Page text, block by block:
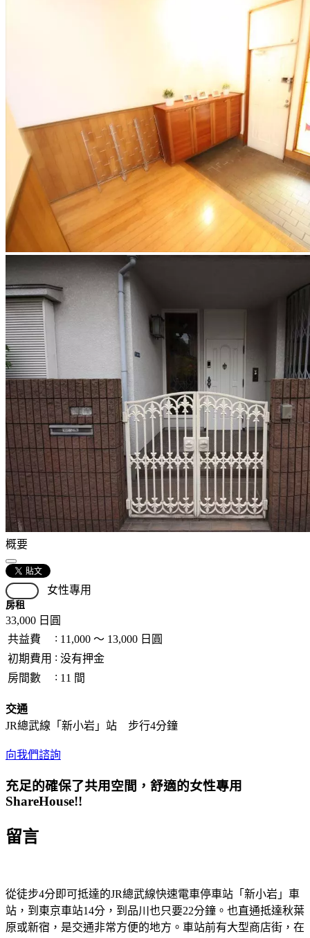
概要
女性專用
房租
33,000 日圓
共益費
: 11,000 ～ 13,000 日圓
初期費用 : 没有押金
房間數
: 11 間
交通
JR總武線「新小岩」站 步行4分鐘
向我們諮詢
充足的確保了共用空間，舒適的女性專用
ShareHouse!!
留言
從徒步4分即可抵達的JR總武線快速電車停車站「新小岩」車
站，到東京車站14分，到品川也只要22分鐘。也直通抵達秋葉
原或新宿，是交通非常方便的地方。車站前有大型商店街，在